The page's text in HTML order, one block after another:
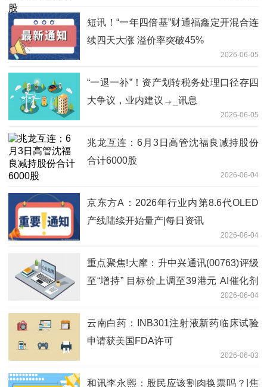
短讯！“一年四倍基”财通福鑫定开混合连
续四天大涨 溢价率突破45%
2026-06-05
“一退一补”！资产划转税务处理口径存四
大争议，业内建议→_讯息
2026-06-05
兆龙互连：6月3日高管沈福良减持股份
合计6000股
2026-06-04
京东方A：2026年行业内第8.6代OLED
产线陆续开始量产|每日资讯
2026-06-04
重点聚焦!大摩：升中兴通讯(00763)评级
至“增持” 目标价上调至39港元 AI催化剂
2026-06-04
云南白药：INB301注射液新药临床试验
申请获美国FDA许可
2026-06-03
和讯李永熙：股民应该割肉换票吗？|焦